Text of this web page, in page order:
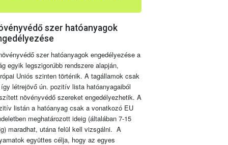
szer hatóanyagok
szer hatóanyagok engedélyezése a
egyik legszigorúbb rendszere alapján,
Uniós szinten történik. A tagállamok csak
létrejövő ún. pozitív lista hatóanyagaiból
növényvédő szereket engedélyezhetik. A
listán a hatóanyag csak a vonatkozó EU
meghatározott ideig (általában 7-15
maradhat, utána felül kell vizsgálni. A
együttes célja, hogy az egyes